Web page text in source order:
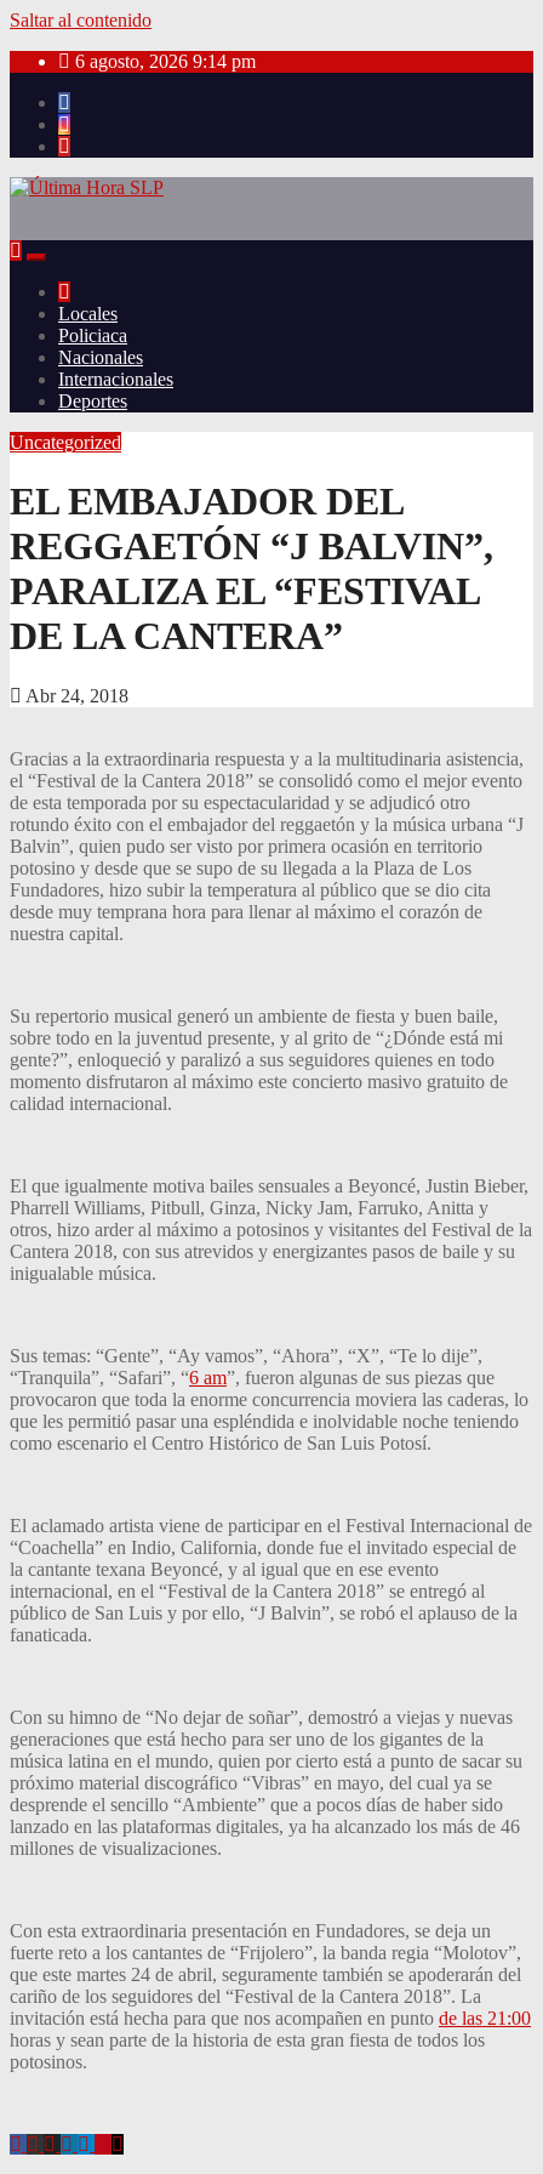
Saltar al contenido
6 agosto, 2026 9:14 pm
Locales
Policiaca
Nacionales
Internacionales
Deportes
Uncategorized
EL EMBAJADOR DEL
REGGAETÓN “J BALVIN”,
PARALIZA EL “FESTIVAL
DE LA CANTERA”
Abr 24, 2018
Gracias a la extraordinaria respuesta y a la multitudinaria asistencia,
el “Festival de la Cantera 2018” se consolidó como el mejor evento
de esta temporada por su espectacularidad y se adjudicó otro
rotundo éxito con el embajador del reggaetón y la música urbana “J
Balvin”, quien pudo ser visto por primera ocasión en territorio
potosino y desde que se supo de su llegada a la Plaza de Los
Fundadores, hizo subir la temperatura al público que se dio cita
desde muy temprana hora para llenar al máximo el corazón de
nuestra capital.
Su repertorio musical generó un ambiente de fiesta y buen baile,
sobre todo en la juventud presente, y al grito de “¿Dónde está mi
gente?”, enloqueció y paralizó a sus seguidores quienes en todo
momento disfrutaron al máximo este concierto masivo gratuito de
calidad internacional.
El que igualmente motiva bailes sensuales a Beyoncé, Justin Bieber,
Pharrell Williams, Pitbull, Ginza, Nicky Jam, Farruko, Anitta y
otros, hizo arder al máximo a potosinos y visitantes del Festival de la
Cantera 2018, con sus atrevidos y energizantes pasos de baile y su
inigualable música.
Sus temas: “Gente”, “Ay vamos”, “Ahora”, “X”, “Te lo dije”,
“Tranquila”, “Safari”, “6 am”, fueron algunas de sus piezas que
provocaron que toda la enorme concurrencia moviera las caderas, lo
que les permitió pasar una espléndida e inolvidable noche teniendo
como escenario el Centro Histórico de San Luis Potosí.
El aclamado artista viene de participar en el Festival Internacional de
“Coachella” en Indio, California, donde fue el invitado especial de
la cantante texana Beyoncé, y al igual que en ese evento
internacional, en el “Festival de la Cantera 2018” se entregó al
público de San Luis y por ello, “J Balvin”, se robó el aplauso de la
fanaticada.
Con su himno de “No dejar de soñar”, demostró a viejas y nuevas
generaciones que está hecho para ser uno de los gigantes de la
música latina en el mundo, quien por cierto está a punto de sacar su
próximo material discográfico “Vibras” en mayo, del cual ya se
desprende el sencillo “Ambiente” que a pocos días de haber sido
lanzado en las plataformas digitales, ya ha alcanzado los más de 46
millones de visualizaciones.
Con esta extraordinaria presentación en Fundadores, se deja un
fuerte reto a los cantantes de “Frijolero”, la banda regia “Molotov”,
que este martes 24 de abril, seguramente también se apoderarán del
cariño de los seguidores del “Festival de la Cantera 2018”. La
invitación está hecha para que nos acompañen en punto de las 21:00
horas y sean parte de la historia de esta gran fiesta de todos los
potosinos.